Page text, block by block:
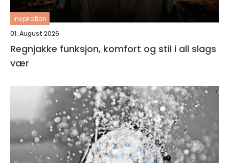
inspiration
01. August 2026
Regnjakke funksjon, komfort og stil i all slags
vær